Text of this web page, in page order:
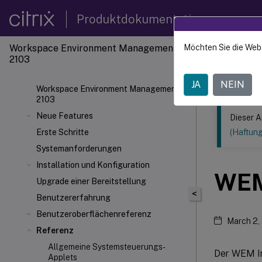
Produktdokumentation
Workspace Environment Management
2103
Workspace Environment Management
2103
Neue Features
Erste Schritte
Systemanforderungen
Installation und Konfiguration
Upgrade einer Bereitstellung
Benutzererfahrung
Benutzeroberflächenreferenz
Referenz
Allgemeine Systemsteuerungs-
Applets
Dieser Inhalt
<
Dieser
March
Der WEM
Möchten Sie die
JA NEIN